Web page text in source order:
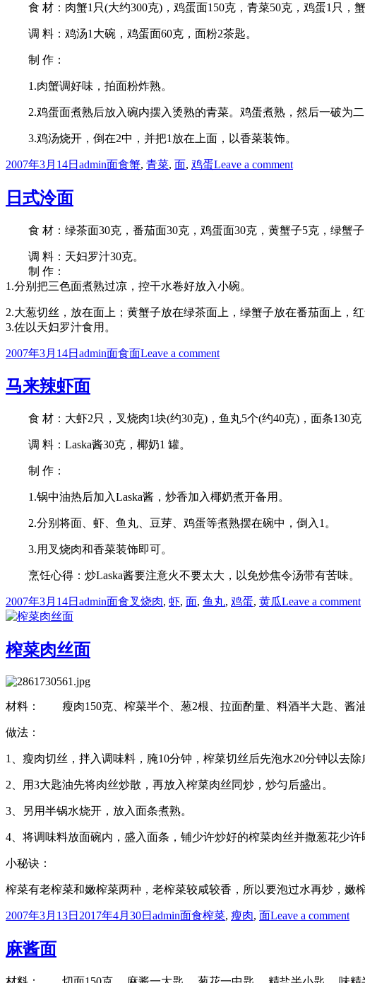
食 材：肉蟹1只(大约300克)，鸡蛋面150克，青菜50克，鸡蛋1只，蟹
调 料：鸡汤1大碗，鸡蛋面60克，面粉2茶匙。
制 作：
1.肉蟹调好味，拍面粉炸熟。
2.鸡蛋面煮熟后放入碗内摆入烫熟的青菜。鸡蛋煮熟，然后一破为二
3.鸡汤烧开，倒在2中，并把1放在上面，以香菜装饰。
Posted
2007年3月14日 Author
adminCategories
面食Tags
蟹, 青菜, 面, 鸡蛋Leave a commenton
面
日式泠面
食 材：绿茶面30克，番茄面30克，鸡蛋面30克，黄蟹子5克，绿蟹子
调 料：天妇罗汁30克。
制 作：
1.分别把三色面煮熟过凉，控干水卷好放入小碗。
2.大葱切丝，放在面上；黄蟹子放在绿茶面上，绿蟹子放在番茄面上，红
3.佐以天妇罗汁食用。
Posted
2007年3月14日 Author
adminCategories
面食Tags
面Leave a commenton
马来辣虾面
食 材：大虾2只，叉烧肉1块(约30克)，鱼丸5个(约40克)，面条130克
调 料：Laska酱30克，椰奶1 罐。
制 作：
1.锅中油热后加入Laska酱，炒香加入椰奶煮开备用。
2.分别将面、虾、鱼丸、豆芽、鸡蛋等煮熟摆在碗中，倒入1。
3.用叉烧肉和香菜装饰即可。
烹饪心得：炒Laska酱要注意火不要太大，以免炒焦令汤带有苦味。
Posted
on
2007年3月14日 Author
adminCategories
面食Tags
叉烧肉, 虾, 面, 鱼丸, 鸡蛋, 黄瓜Leave a commenton
榨菜肉丝面
材料： 瘦肉150克、榨菜半个、葱2根、拉面酌量、料酒半大匙、酱
做法：
1、瘦肉切丝，拌入调味料，腌10分钟，榨菜切丝后先泡水20分钟以去除
2、用3大匙油先将肉丝炒散，再放入榨菜肉丝同炒，炒匀后盛出。
3、另用半锅水烧开，放入面条煮熟。
4、将调味料放面碗内，盛入面条，铺少许炒好的榨菜肉丝并撒葱花少许
小秘诀：
榨菜有老榨菜和嫩榨菜两种，老榨菜较咸较香，所以要泡过水再炒，嫩
Posted
2007年3月13日 2017年4月30日 Author
adminCategories
面食Tags
榨菜, 瘦肉, 面Leave a commenton
麻酱面